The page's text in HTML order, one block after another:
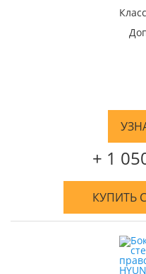
+ 1
КУПИТЬ